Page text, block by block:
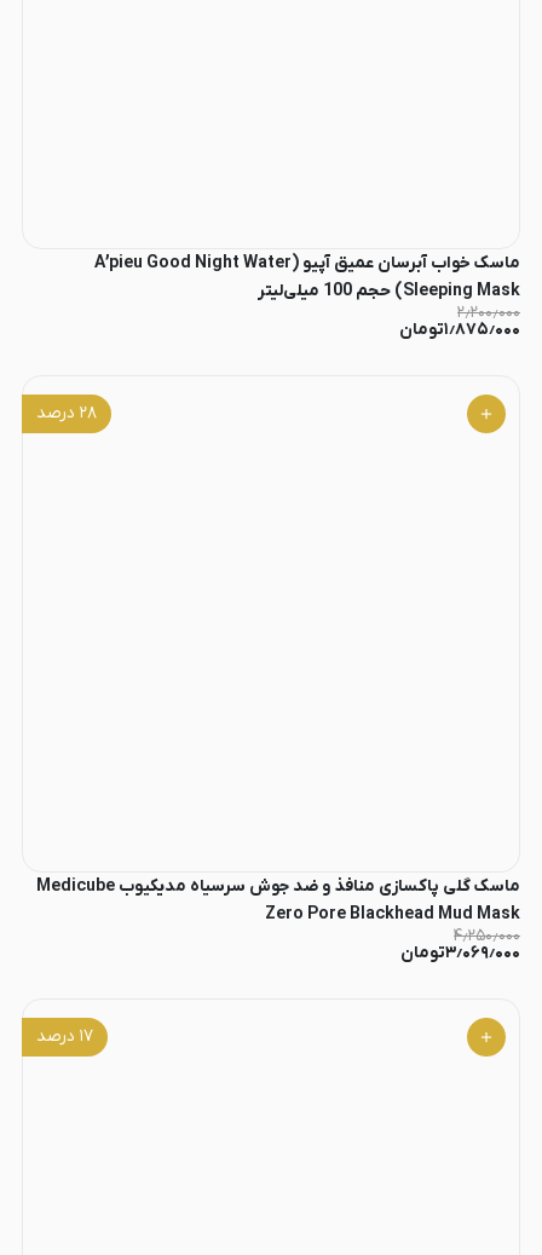
ماسک خواب آبرسان عمیق آپیو (A’pieu Good Night Water
Sleeping Mask) حجم 100 میلی‌لیتر
۲٫۲۰۰٫۰۰۰
۱٫۸۷۵٫۰۰۰تومان
۲۸ درصد
ماسک گلی پاکسازی منافذ و ضد جوش سرسیاه مدیکیوب Medicube
Zero Pore Blackhead Mud Mask
۴٫۲۵۰٫۰۰۰
۳٫۰۶۹٫۰۰۰تومان
۱۷ درصد